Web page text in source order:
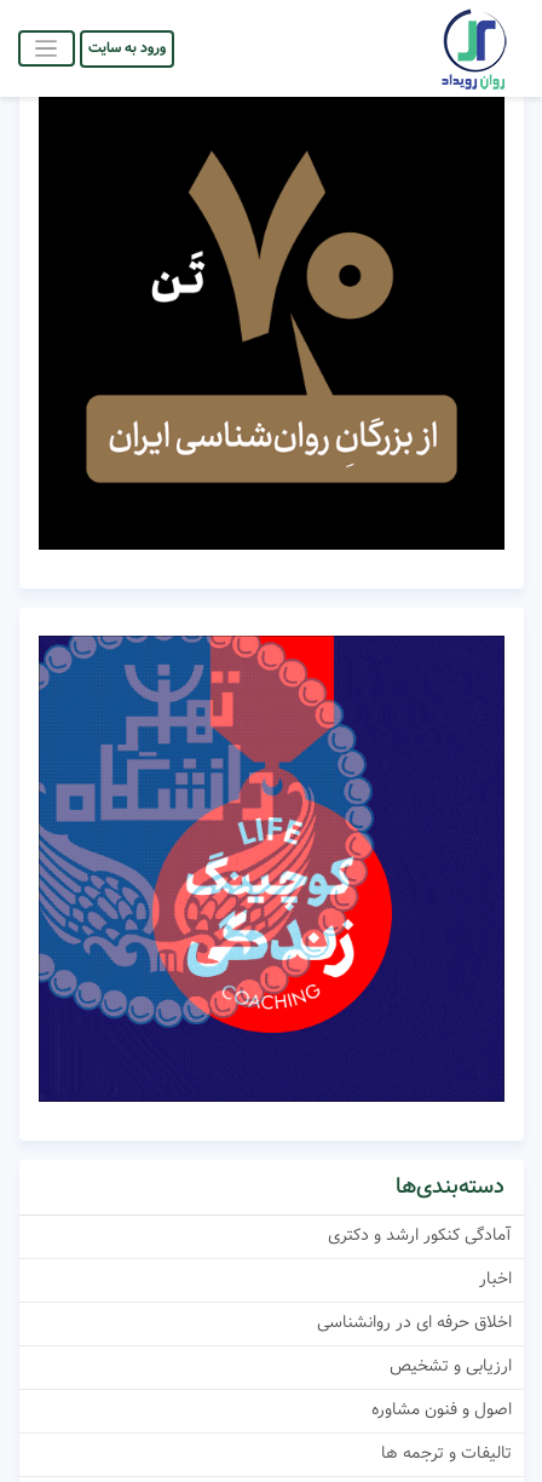
ورود به سایت
دسته‌بندی‌ها
آمادگی کنکور ارشد و دکتری
اخبار
اخلاق حرفه ای در روانشناسی
ارزیابی و تشخیص
اصول و فنون مشاوره
تالیفات و ترجمه ها